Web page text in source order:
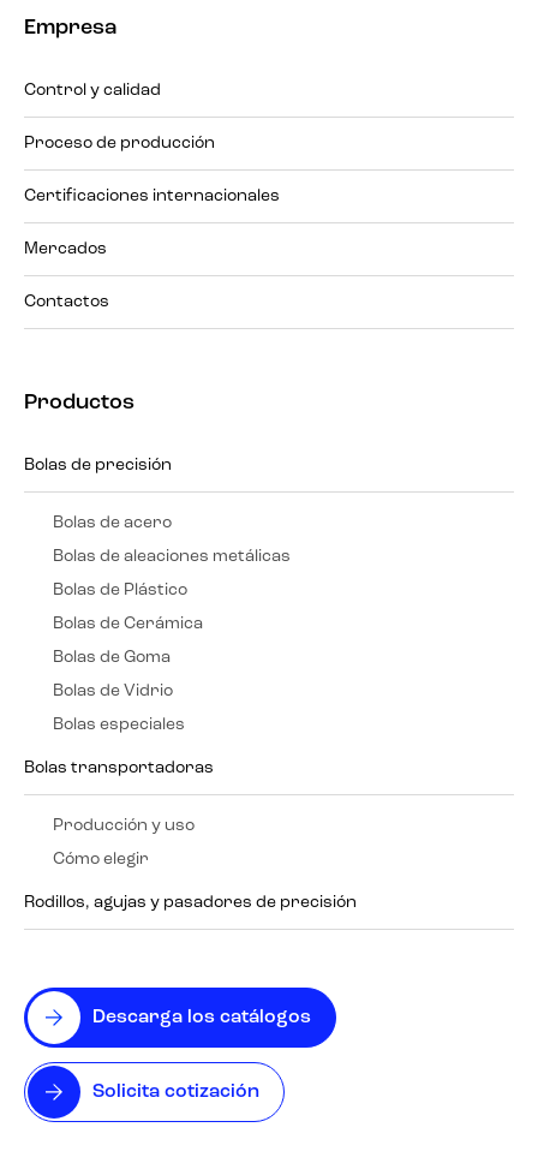
Descarga los catálogos
Solicita cotización
Empresa
Control y calidad
Proceso de producción
Certificaciones internacionales
Mercados
Contactos
Productos
Bolas de precisión
Bolas de acero
Bolas de aleaciones metálicas
Bolas de Plástico
Bolas de Cerámica
Bolas de Goma
Bolas de Vidrio
Bolas especiales
Bolas transportadoras
Producción y uso
Cómo elegir
Rodillos, agujas y pasadores de precisión